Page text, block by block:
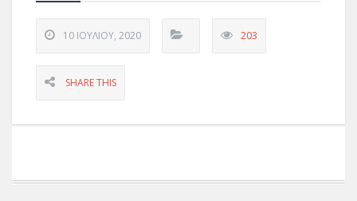
10 ΙΟΥΛΊΟΥ, 2020 203
SHARE THIS